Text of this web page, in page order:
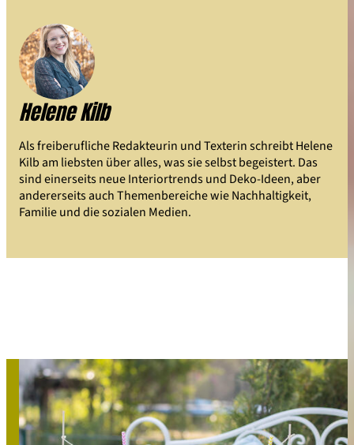
Helene Kilb
Als freiberufliche Redakteurin und Texterin schreibt Helene
Kilb am liebsten über alles, was sie selbst begeistert. Das
sind einerseits neue Interiortrends und Deko-Ideen, aber
andererseits auch Themenbereiche wie Nachhaltigkeit,
Familie und die sozialen Medien.